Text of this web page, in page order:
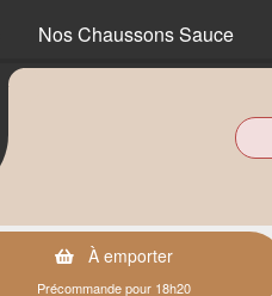
Nos Chaussons Sauce
À emporter
Précommande pour 18h20